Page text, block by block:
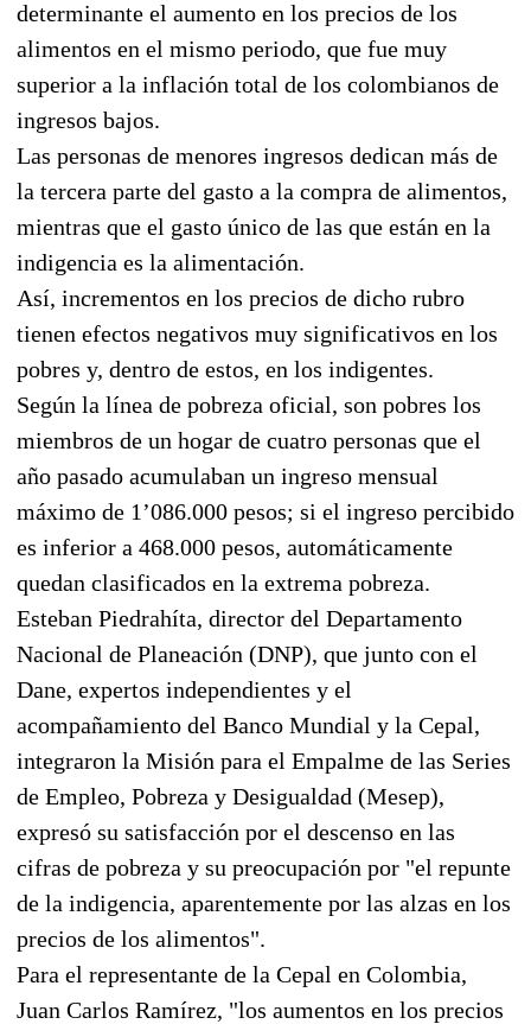
determinante el aumento en los precios de los
alimentos en el mismo periodo, que fue muy
superior a la inflación total de los colombianos de
ingresos bajos.
Las personas de menores ingresos dedican más de
la tercera parte del gasto a la compra de alimentos,
mientras que el gasto único de las que están en la
indigencia es la alimentación.
Así, incrementos en los precios de dicho rubro
tienen efectos negativos muy significativos en los
pobres y, dentro de estos, en los indigentes.
Según la línea de pobreza oficial, son pobres los
miembros de un hogar de cuatro personas que el
año pasado acumulaban un ingreso mensual
máximo de 1’086.000 pesos; si el ingreso percibido
es inferior a 468.000 pesos, automáticamente
quedan clasificados en la extrema pobreza.
Esteban Piedrahíta, director del Departamento
Nacional de Planeación (DNP), que junto con el
Dane, expertos independientes y el
acompañamiento del Banco Mundial y la Cepal,
integraron la Misión para el Empalme de las Series
de Empleo, Pobreza y Desigualdad (Mesep),
expresó su satisfacción por el descenso en las
cifras de pobreza y su preocupación por "el repunte
de la indigencia, aparentemente por las alzas en los
precios de los alimentos".
Para el representante de la Cepal en Colombia,
Juan Carlos Ramírez, "los aumentos en los precios